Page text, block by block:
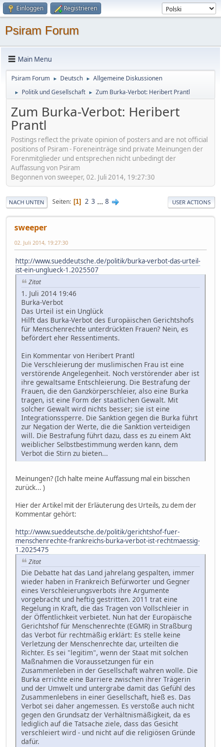
Einloggen Registrieren
Psiram Forum
Main Menu
Psiram Forum ► Deutsch ► Allgemeine Diskussionen
► Politik und Gesellschaft ► Zum Burka-Verbot: Heribert Prantl
Zum Burka-Verbot: Heribert
Prantl
Postings reflect the private opinion of posters and are not official
positions of Psiram - Foreneinträge sind private Meinungen der
Forenmitglieder und entsprechen nicht unbedingt der
Auffassung von Psiram
Begonnen von sweeper, 02. Juli 2014, 19:27:30
NACH UNTEN Seiten 1 2 3 ... 8 USER ACTIONS
sweeper
02. Juli 2014, 19:27:30
http://www.sueddeutsche.de/politik/burka-verbot-das-urteil-
ist-ein-unglueck-1.2025507
Zitat
1. Juli 2014 19:46
Burka-Verbot
Das Urteil ist ein Unglück
Hilft das Burka-Verbot des Europäischen Gerichtshofs
für Menschenrechte unterdrückten Frauen? Nein, es
befördert eher Ressentiments.
Ein Kommentar von Heribert Prantl
Die Verschleierung der muslimischen Frau ist eine
verstörende Angelegenheit. Noch verstörender aber ist
ihre gewaltsame Entschleierung. Die Bestrafung der
Frauen, die den Ganzkörperschleier, also eine Burka
tragen, ist eine Form der staatlichen Gewalt. Mit
solcher Gewalt wird nichts besser; sie ist eine
Integrationssperre. Die Sanktion gegen die Burka führt
zur Negation der Werte, die die Sanktion verteidigen
will. Die Bestrafung führt dazu, dass es zu einem Akt
weiblicher Selbstbestimmung werden kann, dem
Verbot die Stirn zu bieten...
Meinungen? (Ich halte meine Auffassung mal ein bisschen
zurück... )
Hier der Artikel mit der Erläuterung des Urteils, zu dem der
Kommentar gehört:
http://www.sueddeutsche.de/politik/gerichtshof-fuer-
menschenrechte-frankreichs-burka-verbot-ist-rechtmaessig-
1.2025475
Zitat
Die Debatte hat das Land jahrelang gespalten, immer
wieder haben in Frankreich Befürworter und Gegner
eines Verschleierungsverbots ihre Argumente
vorgebracht und heftig gestritten. 2011 trat eine
Regelung in Kraft, die das Tragen von Vollschleier in
der Öffentlichkeit verbietet. Nun hat der Europäische
Gerichtshof für Menschenrechte (EGMR) in Straßburg
das Verbot für rechtmäßig erklärt: Es stelle keine
Verletzung der Menschenrechte dar, urteilten die
Richter. Es sei "legitim", wenn der Staat mit solchen
Maßnahmen die Voraussetzungen für ein
Zusammenleben in der Gesellschaft wahren wolle. Die
Burka errichte eine Barriere zwischen ihrer Trägerin
und der Umwelt und untergrabe damit das Gefühl des
Zusammenlebens in einer Gesellschaft, hieß es. Das
Verbot sei daher angemessen. Es verstoße auch nicht
gegen den Grundsatz der Verhältnismäßigkeit, da es
lediglich auf die Tatsache ziele, dass das Gesicht
verschleiert wird - und nicht auf die religiösen Gründe
dafür.